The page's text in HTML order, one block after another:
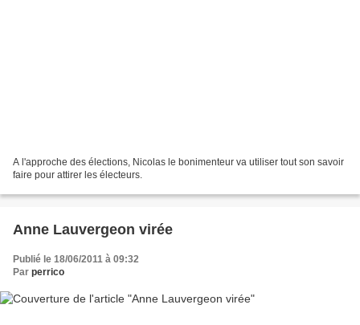
A l'approche des élections, Nicolas le bonimenteur va utiliser tout son savoir
faire pour attirer les électeurs.
Anne Lauvergeon virée
Publié le 18/06/2011 à 09:32
Par perrico